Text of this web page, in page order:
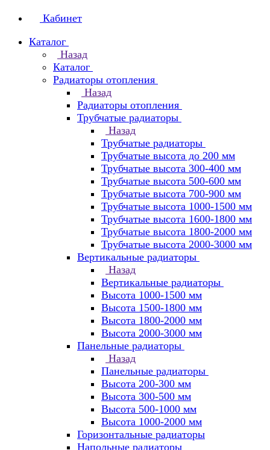
Кабинет
Каталог
Назад
Каталог
Радиаторы отопления
Назад
Радиаторы отопления
Трубчатые радиаторы
Назад
Трубчатые радиаторы
Трубчатые высота до 200 мм
Трубчатые высота 300-400 мм
Трубчатые высота 500-600 мм
Трубчатые высота 700-900 мм
Трубчатые высота 1000-1500 мм
Трубчатые высота 1600-1800 мм
Трубчатые высота 1800-2000 мм
Трубчатые высота 2000-3000 мм
Вертикальные радиаторы
Назад
Вертикальные радиаторы
Высота 1000-1500 мм
Высота 1500-1800 мм
Высота 1800-2000 мм
Высота 2000-3000 мм
Панельные радиаторы
Назад
Панельные радиаторы
Высота 200-300 мм
Высота 300-500 мм
Высота 500-1000 мм
Высота 1000-2000 мм
Горизонтальные радиаторы
Напольные радиаторы